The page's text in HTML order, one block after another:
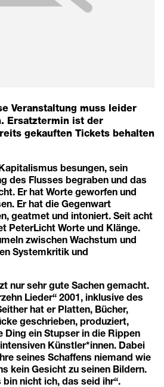
Veranstaltung muss leider
Ersatztermin ist der
gekauften Tickets behalten
besungen, sein
des Flusses begraben und das
Er hat Worte geworfen und
Er hat die Gegenwart
geatmet und intoniert. Seit acht
PeterLicht Worte und Klänge.
zwischen Wachstum und
Systemkritik und
nur sehr gute Sachen gemacht.
Lieder“ 2001, inklusive des
hat er Platten, Bücher,
geschrieben, produziert,
Ding ein Stupser in die Rippen
Künstler*innen. Dabei
seines Schaffens niemand wie
kein Gesicht zu seinen Bildern.
nicht ich, das seid ihr“.